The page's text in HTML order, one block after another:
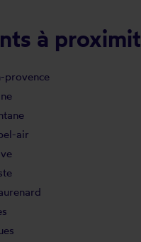
à
provence
air